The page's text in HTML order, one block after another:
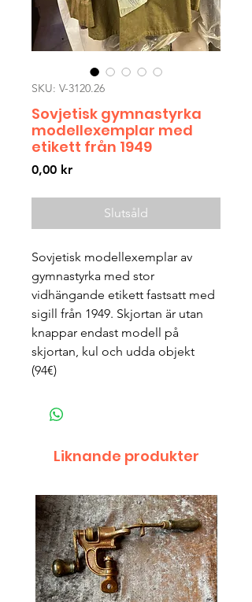
SKU: V-3120.26
Sovjetisk gymnastyrka
modellexemplar med
etikett från 1949
0,00 krPris
Slutsåld
Sovjetisk modellexemplar av
gymnastyrka med stor
vidhängande etikett fastsatt med
sigill från 1949. Skjortan är utan
knappar endast modell på
skjortan, kul och udda objekt
(94€)
Liknande produkter